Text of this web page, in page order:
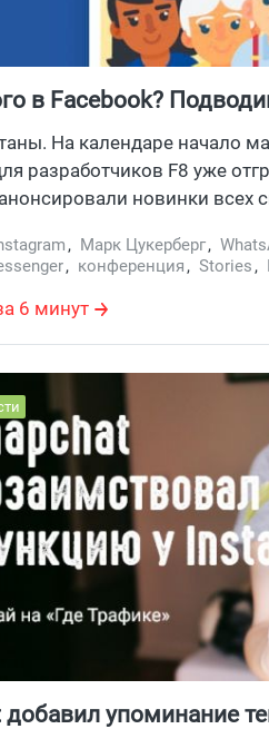
в Facebook?
F8
На календаре начало
разработчиков F8 уже
новинки всех
по самым
, Марк Цукерберг,
, конференция, Stories,
6 минут
добавил упоминание